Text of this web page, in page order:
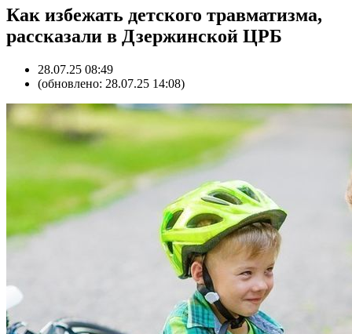
Как избежать детского травматизма,
рассказали в Дзержинской ЦРБ
28.07.25 08:49
(обновлено: 28.07.25 14:08)